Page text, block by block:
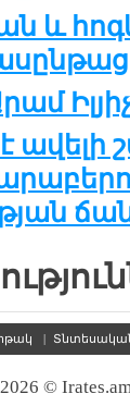
և
ավելի
|
2026 ©